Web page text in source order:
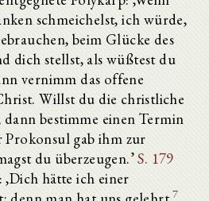
schmeichelst, ich würde,
beim Glücke des
dich stellst, als wüßtest du
vernimm das offene
Willst du die christliche
bestimme einen Termin
Prokonsul gab ihm zur
du überzeugen.’S. 179
hätte ich einer
7